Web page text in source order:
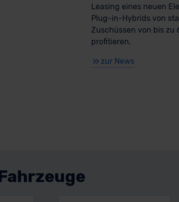
Leasing eines neuen
Plug-in-Hybrids von
Zuschüssen von bis zu
profitieren.
zur News